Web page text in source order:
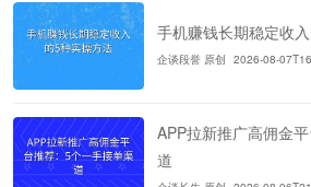
手机赚钱长期稳定收
企谈段誉 原创 2026-08-
APP拉新推广高佣金
道